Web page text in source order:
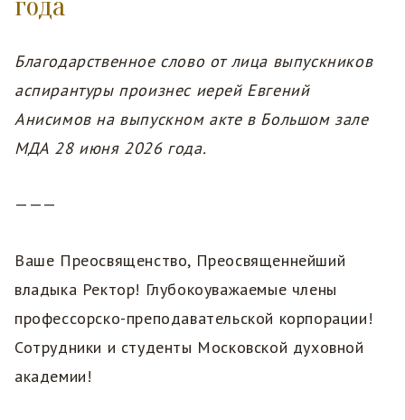
Благодарственное слово от лица выпускников
аспирантуры произнес иерей Евгений
Анисимов на выпускном акте в Большом зале
МДА 28 июня 2026 года.
———
Ваше Преосвященство, Преосвященнейший
владыка Ректор! Глубокоуважаемые члены
профессорско-преподавательской корпорации!
Сотрудники и студенты Московской духовной
академии!